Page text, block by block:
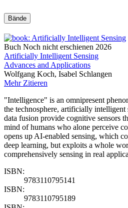
Bände
Buch Noch nicht erschienen 2026
Artificially Intelligent Sensing
Advances and Applications
Wolfgang Koch, Isabel Schlangen
Mehr Zitieren
"Intelligence" is an omnipresent
the technosphere, artificially intelligent
data fusion provide cognitive sensors
mind of humans who alone perceive
opens up AI-enabled sensing, which
deep learning, but exploits a whole
comprehensively sensing in real
ISBN:
9783110795141
ISBN:
9783110795189